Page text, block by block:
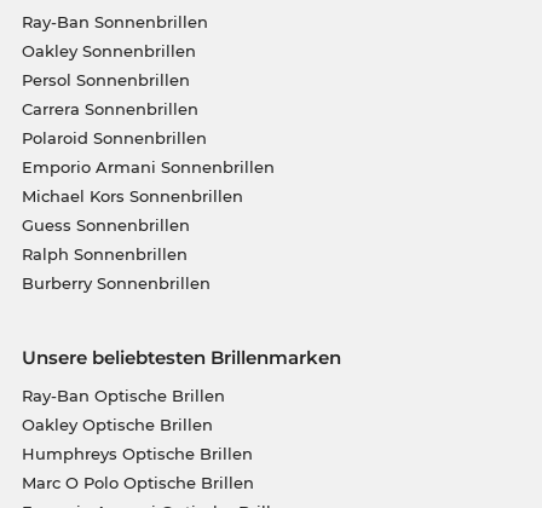
Ray-Ban Sonnenbrillen
Oakley Sonnenbrillen
Persol Sonnenbrillen
Carrera Sonnenbrillen
Polaroid Sonnenbrillen
Emporio Armani Sonnenbrillen
Michael Kors Sonnenbrillen
Guess Sonnenbrillen
Ralph Sonnenbrillen
Burberry Sonnenbrillen
Unsere beliebtesten Brillenmarken
Ray-Ban Optische Brillen
Oakley Optische Brillen
Humphreys Optische Brillen
Marc O Polo Optische Brillen